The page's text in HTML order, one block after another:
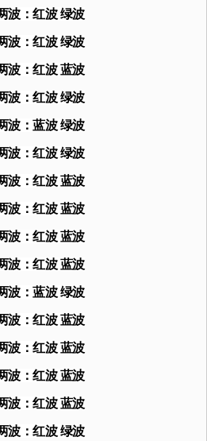
波：红波 绿波
波：红波 绿波
波：红波 蓝波
波：红波 绿波
波：蓝波 绿波
波：红波 绿波
波：红波 蓝波
波：红波 蓝波
波：红波 蓝波
波：红波 蓝波
波：蓝波 绿波
波：红波 蓝波
波：红波 蓝波
波：红波 蓝波
波：红波 蓝波
波：红波 绿波